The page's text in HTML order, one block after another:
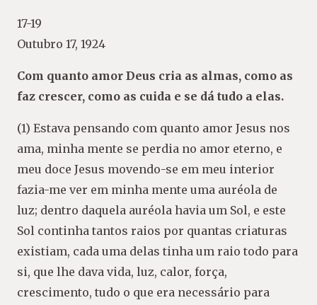
17-19
Outubro 17, 1924
Com quanto amor Deus cria as almas, como as
faz crescer, como as cuida e se dá tudo a elas.
(1) Estava pensando com quanto amor Jesus nos
ama, minha mente se perdia no amor eterno, e
meu doce Jesus movendo-se em meu interior
fazia-me ver em minha mente uma auréola de
luz; dentro daquela auréola havia um Sol, e este
Sol continha tantos raios por quantas criaturas
existiam, cada uma delas tinha um raio todo para
si, que lhe dava vida, luz, calor, força,
crescimento, tudo o que era necessário para